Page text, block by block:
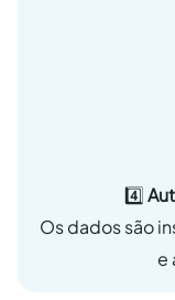
4️⃣
Os dados são
e